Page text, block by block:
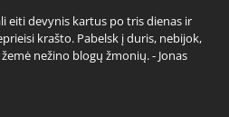
eiti devynis kartus po tris dienas ir
krašto. Pabelsk į duris, nebijok,
nežino blogų žmonių. - Jonas